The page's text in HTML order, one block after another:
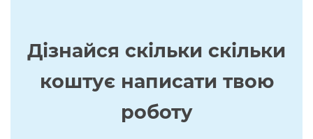
Дізнайся скільки скільки
коштує написати твою
роботу